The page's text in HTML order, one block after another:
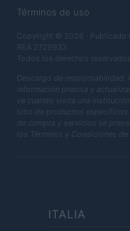
Términos de uso
Copyright © 2026 · Publicado
REA 2729933
Todos los derechos reservados
Descargo de responsabilidad:
información precisa y
ve cuando visita una
sitio de productos
de compra y servicios se
los Términos y Condiciones
ITALIA